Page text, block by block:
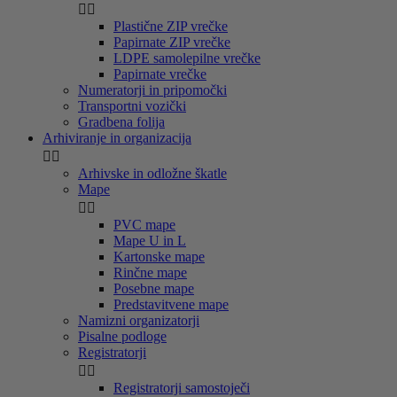
 
Plastične ZIP vrečke
Papirnate ZIP vrečke
LDPE samolepilne vrečke
Papirnate vrečke
Numeratorji in pripomočki
Transportni vozički
Gradbena folija
Arhiviranje in organizacija
 
Arhivske in odložne škatle
Mape
 
PVC mape
Mape U in L
Kartonske mape
Rinčne mape
Posebne mape
Predstavitvene mape
Namizni organizatorji
Pisalne podloge
Registratorji
 
Registratorji samostoječi